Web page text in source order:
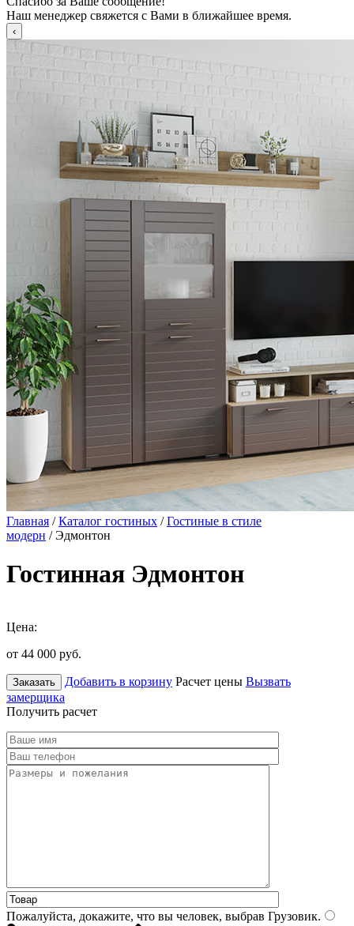
Наш менеджер свяжется с Вами в ближайшее время.
Главная /Каталог гостиных /Гостиные в стиле
модерн / Эдмонтон
Гостинная Эдмонтон
Цена:
от 44 000 руб.
Заказать Добавить в корзину Расчет цены Вызвать
замерщика
Получить расчет
Пожалуйста, докажите, что вы человек, выбрав Грузовик.